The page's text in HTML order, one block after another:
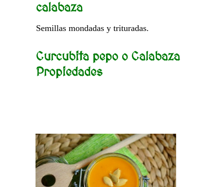
calabaza
Semillas mondadas y trituradas.
Curcubita pepo o Calabaza
Propiedades